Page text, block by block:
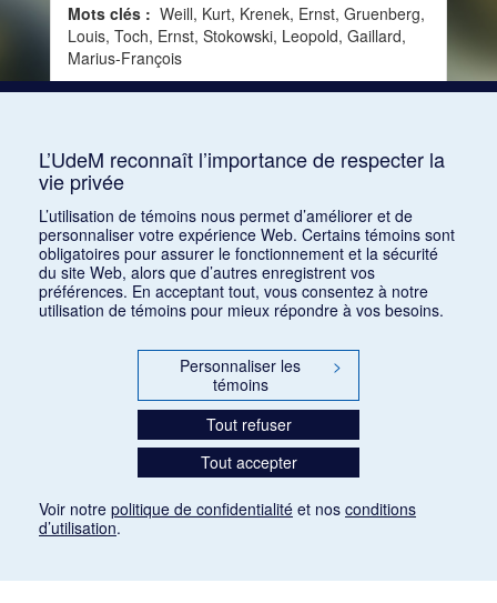
Mots clés : Weill, Kurt, Krenek, Ernst, Gruenberg,
Louis, Toch, Ernst, Stokowski, Leopold, Gaillard,
Marius-François
1 2
L’UdeM reconnaît l’importance de respecter la
vie privée
L’utilisation de témoins nous permet d’améliorer et de
personnaliser votre expérience Web. Certains témoins sont
obligatoires pour assurer le fonctionnement et la sécurité
du site Web, alors que d’autres enregistrent vos
préférences. En acceptant tout, vous consentez à notre
utilisation de témoins pour mieux répondre à vos besoins.
Personnaliser les
témoins
>
Tout refuser
Tout accepter
Voir notre politique de confidentialité et nos conditions
d’utilisation.